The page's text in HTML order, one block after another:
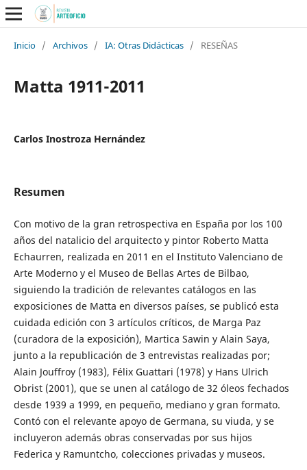
Inicio / Archivos / IA: Otras Didácticas / RESEÑAS
Matta 1911-2011
Carlos Inostroza Hernández
Resumen
Con motivo de la gran retrospectiva en España por los 100
años del natalicio del arquitecto y pintor Roberto Matta
Echaurren, realizada en 2011 en el Instituto Valenciano de
Arte Moderno y el Museo de Bellas Artes de Bilbao,
siguiendo la tradición de relevantes catálogos en las
exposiciones de Matta en diversos países, se publicó esta
cuidada edición con 3 artículos críticos, de Marga Paz
(curadora de la exposición), Martica Sawin y Alain Saya,
junto a la republicación de 3 entrevistas realizadas por;
Alain Jouffroy (1983), Félix Guattari (1978) y Hans Ulrich
Obrist (2001), que se unen al catálogo de 32 óleos fechados
desde 1939 a 1999, en pequeño, mediano y gran formato.
Contó con el relevante apoyo de Germana, su viuda, y se
incluyeron además obras conservadas por sus hijos
Federica y Ramuntcho, colecciones privadas y museos.